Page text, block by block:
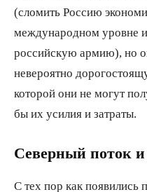
(сломить Россию
международном уровне
российскую армию), но
невероятно
которой они не могут
бы их усилия и затраты.
Северный поток
С тех пор как появились